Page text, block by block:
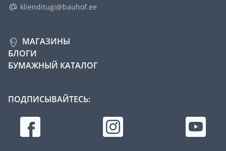
klienditugi@bauhof.ee
МАГАЗИНЫ
БЛОГИ
БУМАЖНЫЙ КАТАЛОГ
ПОДПИСЫВАЙТЕСЬ: